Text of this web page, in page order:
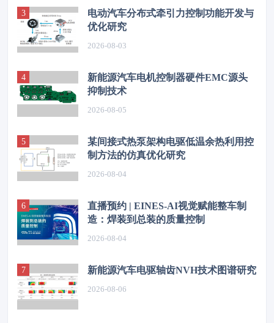
电动汽车分布式牵引力控制功能开发与
优化研究
2026-08-03
新能源汽车电机控制器硬件EMC源头
抑制技术
2026-08-05
某间接式热泵架构电驱低温余热利用控
制方法的仿真优化研究
2026-08-04
直播预约 | EINES-AI视觉赋能整车制
造：焊装到总装的质量控制
2026-08-04
新能源汽车电驱轴齿NVH技术图谱研究
2026-08-06